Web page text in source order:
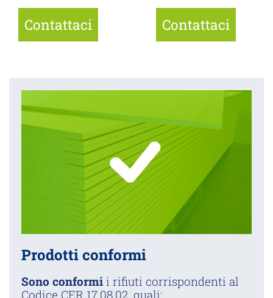
Contattaci Contattaci
Prodotti conformi
Sono conformi i rifiuti corrispondenti al
Codice CER 17.08.02, quali: